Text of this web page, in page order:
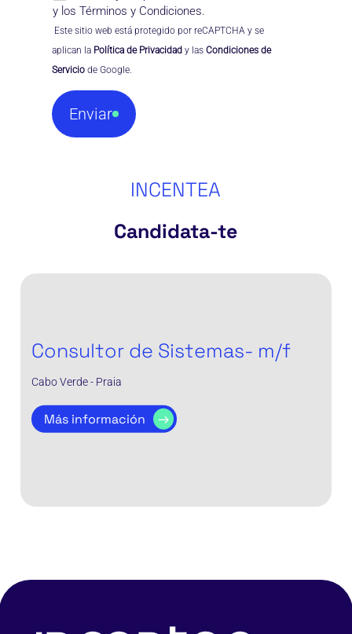
y los Términos y Condiciones.
aplican la Política de Privacidad y las Condiciones de
Servicio de Google.
Enviar
INCENTEA
Candidata-te
Consultor
Consultor de Sistemas- m/f
Cabo Verde - Praia
Más información